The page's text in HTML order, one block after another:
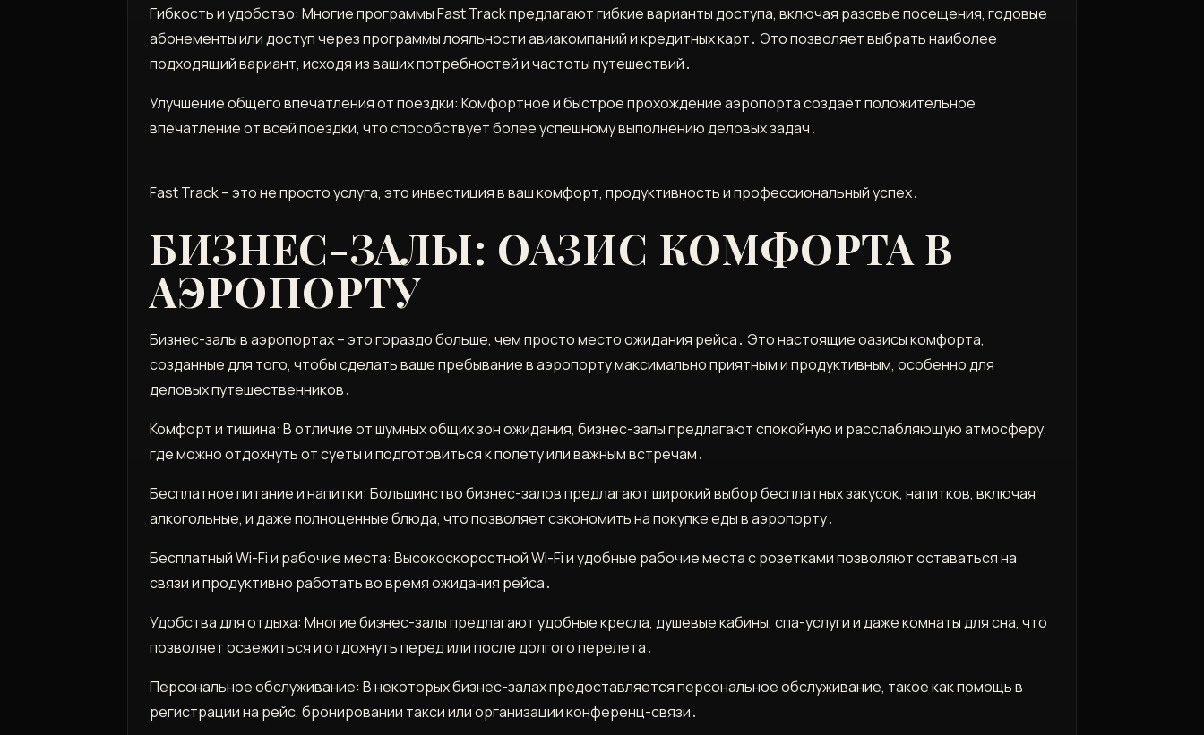
Гибкость и удобство: Многие программы Fast Track предлагают гибкие варианты доступа, включая разовые посещения, годовые
абонементы или доступ через программы лояльности авиакомпаний и кредитных карт․ Это позволяет выбрать наиболее
подходящий вариант, исходя из ваших потребностей и частоты путешествий․
Улучшение общего впечатления от поездки: Комфортное и быстрое прохождение аэропорта создает положительное
впечатление от всей поездки, что способствует более успешному выполнению деловых задач․
Fast Track – это не просто услуга, это инвестиция в ваш комфорт, продуктивность и профессиональный успех․
БИЗНЕС-ЗАЛЫ: ОАЗИС КОМФОРТА В
АЭРОПОРТУ
Бизнес-залы в аэропортах – это гораздо больше, чем просто место ожидания рейса․ Это настоящие оазисы комфорта,
созданные для того, чтобы сделать ваше пребывание в аэропорту максимально приятным и продуктивным, особенно для
деловых путешественников․
Комфорт и тишина: В отличие от шумных общих зон ожидания, бизнес-залы предлагают спокойную и расслабляющую атмосферу,
где можно отдохнуть от суеты и подготовиться к полету или важным встречам․
Бесплатное питание и напитки: Большинство бизнес-залов предлагают широкий выбор бесплатных закусок, напитков, включая
алкогольные, и даже полноценные блюда, что позволяет сэкономить на покупке еды в аэропорту․
Бесплатный Wi-Fi и рабочие места: Высокоскоростной Wi-Fi и удобные рабочие места с розетками позволяют оставаться на
связи и продуктивно работать во время ожидания рейса․
Удобства для отдыха: Многие бизнес-залы предлагают удобные кресла, душевые кабины, спа-услуги и даже комнаты для сна, что
позволяет освежиться и отдохнуть перед или после долгого перелета․
Персональное обслуживание: В некоторых бизнес-залах предоставляется персональное обслуживание, такое как помощь в
регистрации на рейс, бронировании такси или организации конференц-связи․